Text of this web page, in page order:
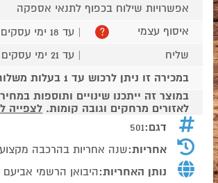
אפשרויות שילוח בכפוף לתנאי אספקה
איסוף עצמי
? | עד 18 ימי עסקים |
שליח
| עד 21 ימי עסקים |
במכירה זו ניתן לרכוש עד 1 בעלות משלוח אחד
במוצר זה ייתכנו שינויים ותוספות
לאזורים מרחקים וגובה קומות. לצפייה
דגם:501
אחריות:שנה אחריות בהרכבה
נותן האחריות:היבואן הרשמי אביעם